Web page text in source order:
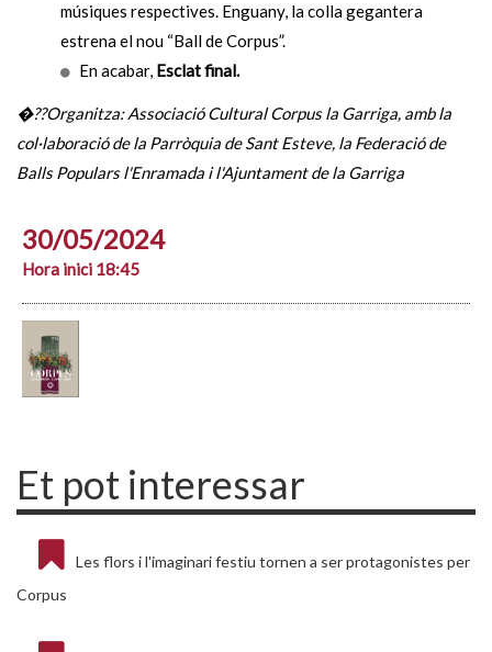
músiques respectives. Enguany, la colla gegantera
estrena el nou “Ball de Corpus”.
En acabar, Esclat final.
�??Organitza: Associació Cultural Corpus la Garriga, amb la
col·laboració de la Parròquia de Sant Esteve, la Federació de
Balls Populars l'Enramada i l'Ajuntament de la Garriga
30/05/2024
Hora inici 18:45
Et pot interessar
Les flors i l'imaginari festiu tornen a ser protagonistes per
Corpus